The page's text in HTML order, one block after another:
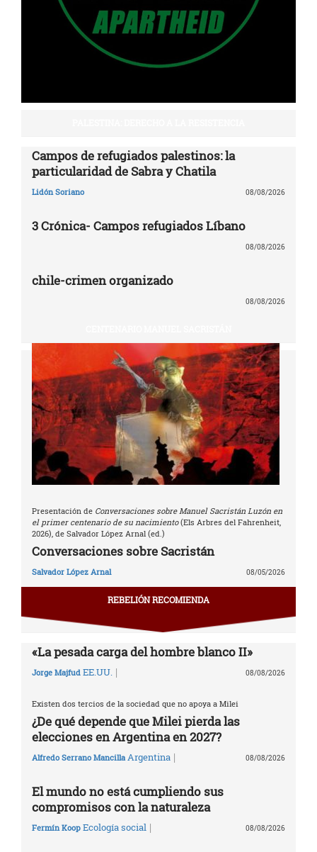
Campos de refugiados palestinos: la
particularidad de Sabra y Chatila
Lidón Soriano 08/08/2026
3 Crónica- Campos refugiados Líbano
08/08/2026
chile-crimen organizado
08/08/2026
Presentación de Conversaciones sobre Manuel Sacristán Luzón en
el primer centenario de su nacimiento(Els Arbres del Fahrenheit,
2026), de Salvador López Arnal (ed.)
Conversaciones sobre Sacristán
Salvador López Arnal 08/05/2026
REBELIÓN RECOMIENDA
«La pesada carga del hombre blanco II»
Jorge Majfud EE.UU. | 08/08/2026
Existen dos tercios de la sociedad que no apoya a Milei
¿De qué depende que Milei pierda las
elecciones en Argentina en 2027?
Alfredo Serrano Mancilla Argentina | 08/08/2026
El mundo no está cumpliendo sus
compromisos con la naturaleza
Fermín Koop Ecología social | 08/08/2026